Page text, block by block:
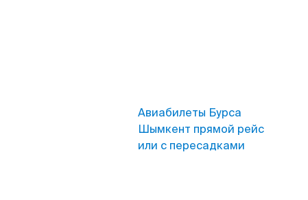
Авиабилеты Бурса
Шымкент прямой рейс
или с пересадками